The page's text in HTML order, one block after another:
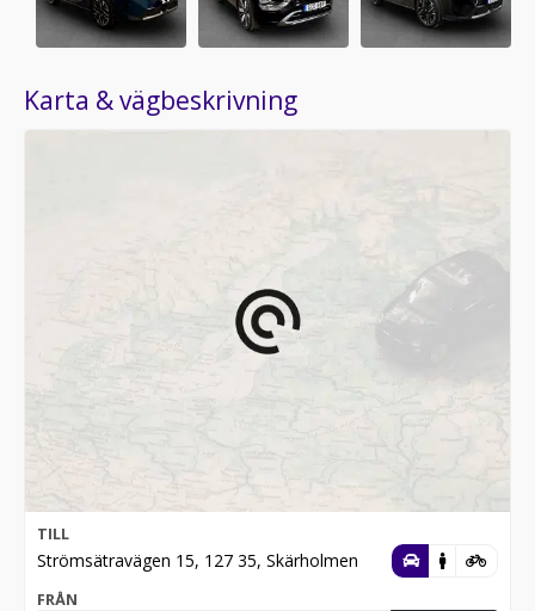
Karta & vägbeskrivning
TILL
Strömsätravägen 15, 127 35, Skärholmen
FRÅN